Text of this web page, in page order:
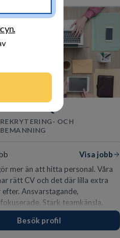
REKRYTERING- OCH
BEMANNING
Visa jobb
mer än att hitta personal. Våra
rätt CV och det där lilla extra
Ansvarstagande,
Stark teamkänsla,
och hälsomedvetna. Vi kallar det
Besök profil